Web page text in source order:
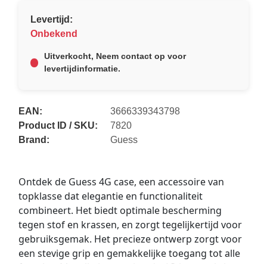
Levertijd:
Onbekend
Uitverkocht, Neem contact op voor
levertijdinformatie.
EAN:
3666339343798
Product ID / SKU:
7820
Brand:
Guess
Ontdek de Guess 4G case, een accessoire van
topklasse dat elegantie en functionaliteit
combineert. Het biedt optimale bescherming
tegen stof en krassen, en zorgt tegelijkertijd voor
gebruiksgemak. Het precieze ontwerp zorgt voor
een stevige grip en gemakkelijke toegang tot alle